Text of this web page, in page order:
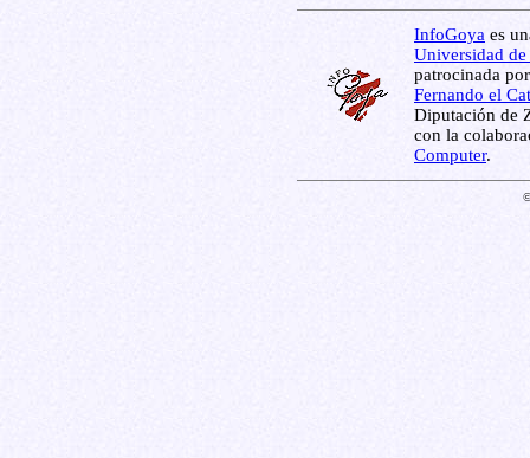
InfoGoya es
Universidad de
patrocinada
Fernando el
Diputación de
con la
Computer.